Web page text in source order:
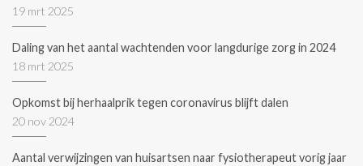
19 mrt 2025
Daling van het aantal wachtenden voor langdurige zorg in 2024
18 mrt 2025
Opkomst bij herhaalprik tegen coronavirus blijft dalen
20 nov 2024
Aantal verwijzingen van huisartsen naar fysiotherapeut vorig jaar